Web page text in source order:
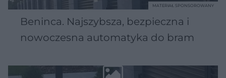
Beninca. Najszybsza, bezpieczna i
nowoczesna automatyka do bram
MATERIAŁ SPONSOROWANY